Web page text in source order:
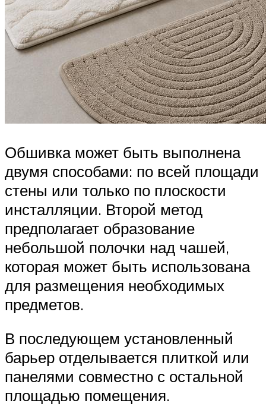
Обшивка может быть выполнена
двумя способами: по всей площади
стены или только по плоскости
инсталляции. Второй метод
предполагает образование
небольшой полочки над чашей,
которая может быть использована
для размещения необходимых
предметов.
В последующем установленный
барьер отделывается плиткой или
панелями совместно с остальной
площадью помещения.